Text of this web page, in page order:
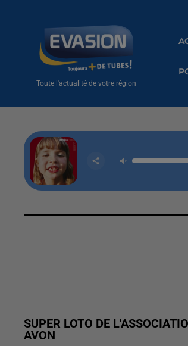
Toute l'actualité de votre région
SUPER LOTO DE
AVON